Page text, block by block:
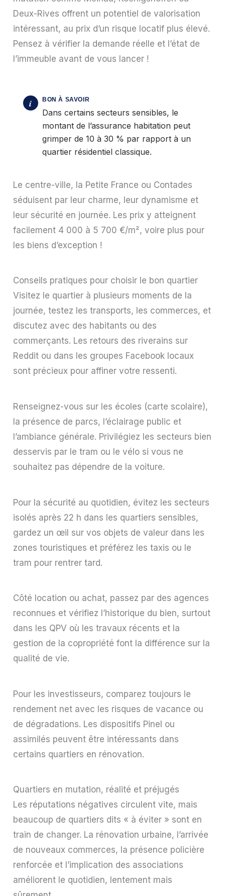
Deux-Rives offrent un potentiel de valorisation
intéressant, au prix d’un risque locatif plus élevé.
Pensez à vérifier la demande réelle et l’état de
l’immeuble avant de vous lancer !
Dans certains secteurs sensibles, le
montant de l’assurance habitation peut
grimper de 10 à 30 % par rapport à un
quartier résidentiel classique.
Le centre-ville, la Petite France ou Contades
séduisent par leur charme, leur dynamisme et
leur sécurité en journée. Les prix y atteignent
facilement 4 000 à 5 700 €/m², voire plus pour
les biens d’exception !
Conseils pratiques pour choisir le bon quartier
Visitez le quartier à plusieurs moments de la
journée, testez les transports, les commerces, et
discutez avec des habitants ou des
commerçants. Les retours des riverains sur
Reddit ou dans les groupes Facebook locaux
sont précieux pour affiner votre ressenti.
Renseignez-vous sur les écoles (carte scolaire),
la présence de parcs, l’éclairage public et
l’ambiance générale. Privilégiez les secteurs bien
desservis par le tram ou le vélo si vous ne
souhaitez pas dépendre de la voiture.
Pour la sécurité au quotidien, évitez les secteurs
isolés après 22 h dans les quartiers sensibles,
gardez un œil sur vos objets de valeur dans les
zones touristiques et préférez les taxis ou le
tram pour rentrer tard.
Côté location ou achat, passez par des agences
reconnues et vérifiez l’historique du bien, surtout
dans les QPV où les travaux récents et la
gestion de la copropriété font la différence sur la
qualité de vie.
Pour les investisseurs, comparez toujours le
rendement net avec les risques de vacance ou
de dégradations. Les dispositifs Pinel ou
assimilés peuvent être intéressants dans
certains quartiers en rénovation.
Quartiers en mutation, réalité et préjugés
Les réputations négatives circulent vite, mais
beaucoup de quartiers dits « à éviter » sont en
train de changer. La rénovation urbaine, l’arrivée
de nouveaux commerces, la présence policière
renforcée et l’implication des associations
améliorent le quotidien, lentement mais